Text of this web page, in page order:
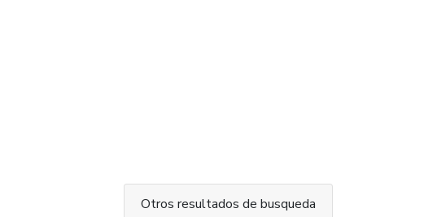
Otros resultados de busqueda